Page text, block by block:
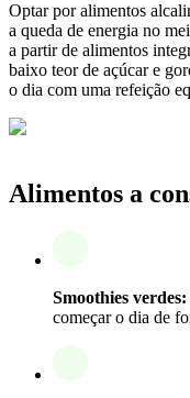
Optar por alimentos
a queda de energia no
a partir de alimentos
baixo teor de açúcar e
o dia com uma refeição
Alimentos a
Smoothies verdes:
começar o dia de